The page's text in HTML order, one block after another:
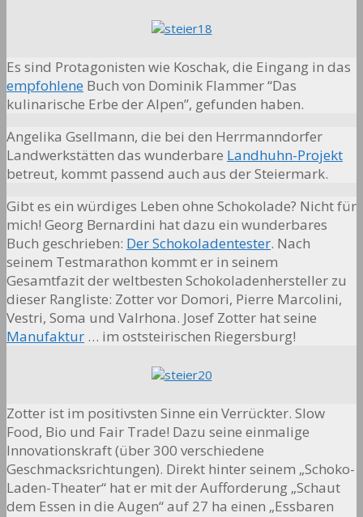
Es sind Protagonisten wie Koschak, die Eingang in das
empfohlene Buch von Dominik Flammer “Das
kulinarische Erbe der Alpen”, gefunden haben.
Angelika Gsellmann, die bei den Herrmanndorfer
Landwerkstätten das wunderbare Landhuhn-Projekt
betreut, kommt passend auch aus der Steiermark.
Gibt es ein würdiges Leben ohne Schokolade? Nicht für
mich! Georg Bernardini hat dazu ein wunderbares
Buch geschrieben: Der Schokoladentester. Nach
seinem Testmarathon kommt er in seinem
Gesamtfazit der weltbesten Schokoladenhersteller zu
dieser Rangliste: Zotter vor Domori, Pierre Marcolini,
Vestri, Soma und Valrhona. Josef Zotter hat seine
Manufaktur … im oststeirischen Riegersburg!
Zotter ist im positivsten Sinne ein Verrückter. Slow
Food, Bio und Fair Trade! Dazu seine einmalige
Innovationskraft (über 300 verschiedene
Geschmacksrichtungen). Direkt hinter seinem „Schoko-
Laden-Theater“ hat er mit der Aufforderung „Schaut
dem Essen in die Augen“ auf 27 ha einen „Essbaren